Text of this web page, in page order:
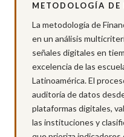
METODOLOGÍA DE
La metodología de
en un análisis
señales digitales en
excelencia de las
Latinoamérica. El
auditoría de datos
plataformas digitales,
las instituciones y